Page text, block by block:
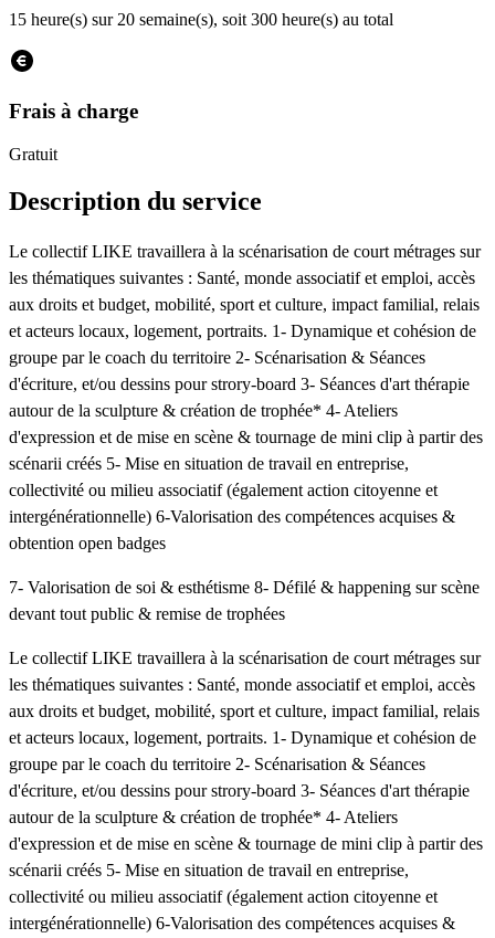
15 heure(s) sur 20 semaine(s), soit 300 heure(s) au total
Frais à charge
Gratuit
Description du service
Le collectif LIKE travaillera à la scénarisation de court métrages sur
les thématiques suivantes : Santé, monde associatif et emploi, accès
aux droits et budget, mobilité, sport et culture, impact familial, relais
et acteurs locaux, logement, portraits. 1- Dynamique et cohésion de
groupe par le coach du territoire 2- Scénarisation & Séances
d'écriture, et/ou dessins pour strory-board 3- Séances d'art thérapie
autour de la sculpture & création de trophée* 4- Ateliers
d'expression et de mise en scène & tournage de mini clip à partir des
scénarii créés 5- Mise en situation de travail en entreprise,
collectivité ou milieu associatif (également action citoyenne et
intergénérationnelle) 6-Valorisation des compétences acquises &
obtention open badges
7- Valorisation de soi & esthétisme 8- Défilé & happening sur scène
devant tout public & remise de trophées
Le collectif LIKE travaillera à la scénarisation de court métrages sur
les thématiques suivantes : Santé, monde associatif et emploi, accès
aux droits et budget, mobilité, sport et culture, impact familial, relais
et acteurs locaux, logement, portraits. 1- Dynamique et cohésion de
groupe par le coach du territoire 2- Scénarisation & Séances
d'écriture, et/ou dessins pour strory-board 3- Séances d'art thérapie
autour de la sculpture & création de trophée* 4- Ateliers
d'expression et de mise en scène & tournage de mini clip à partir des
scénarii créés 5- Mise en situation de travail en entreprise,
collectivité ou milieu associatif (également action citoyenne et
intergénérationnelle) 6-Valorisation des compétences acquises &